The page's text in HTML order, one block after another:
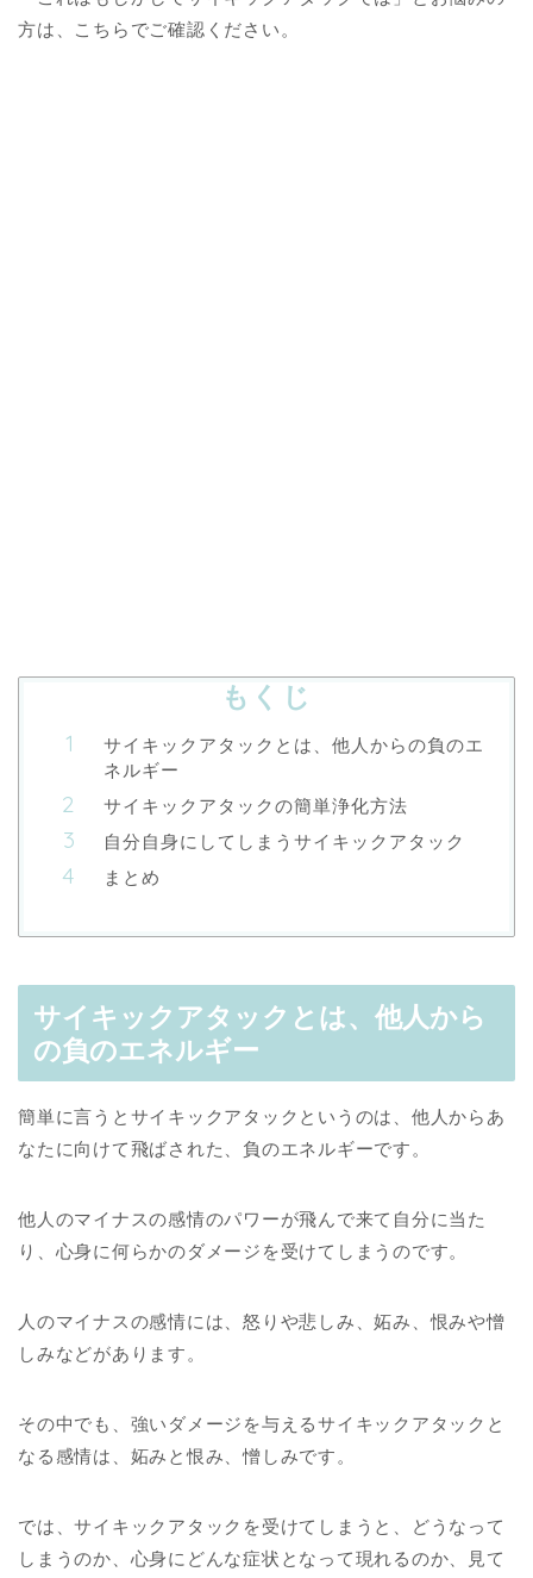
方は、こちらでご確認ください。
もくじ
サイキックアタックとは、他人からの負のエ
ネルギー
サイキックアタックの簡単浄化方法
自分自身にしてしまうサイキックアタック
まとめ
サイキックアタックとは、他人から
の負のエネルギー
簡単に言うとサイキックアタックというのは、他人からあ
なたに向けて飛ばされた、負のエネルギーです。
他人のマイナスの感情のパワーが飛んで来て自分に当た
り、心身に何らかのダメージを受けてしまうのです。
人のマイナスの感情には、怒りや悲しみ、妬み、恨みや憎
しみなどがあります。
その中でも、強いダメージを与えるサイキックアタックと
なる感情は、妬みと恨み、憎しみです。
では、サイキックアタックを受けてしまうと、どうなって
しまうのか、心身にどんな症状となって現れるのか、見て